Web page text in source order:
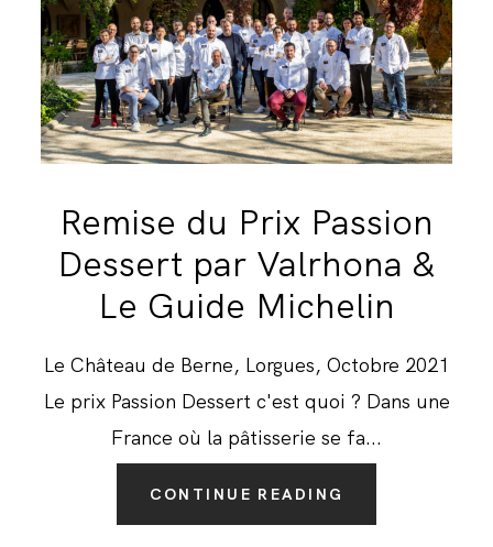
Remise du Prix Passion
Dessert par Valrhona &
Le Guide Michelin
Le Château de Berne, Lorgues, Octobre 2021
Le prix Passion Dessert c'est quoi ? Dans une
France où la pâtisserie se fa...
CONTINUE READING